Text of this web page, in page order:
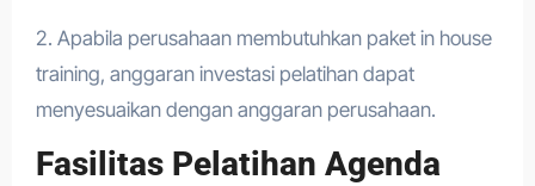
2. Apabila perusahaan membutuhkan paket in house
training, anggaran investasi pelatihan dapat
menyesuaikan dengan anggaran perusahaan.
Fasilitas Pelatihan Agenda